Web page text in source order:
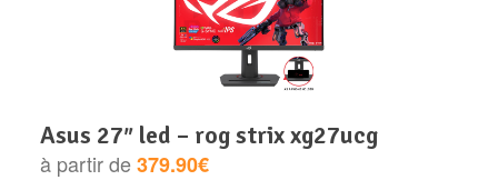
asus 27″ led – rog strix xg27ucg
à partir de379.90€